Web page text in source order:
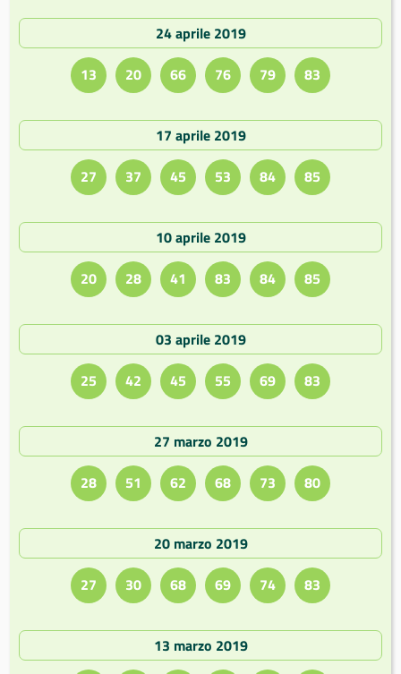
24 aprile 2019
13
20 66 76 79 83
17 aprile 2019
27
37 45 53 84 85
10 aprile 2019
20
28 41 83 84 85
03 aprile 2019
25
42 45 55 69 83
27 marzo 2019
28
51 62 68 73 80
20 marzo 2019
27
30 68 69 74 83
13 marzo 2019